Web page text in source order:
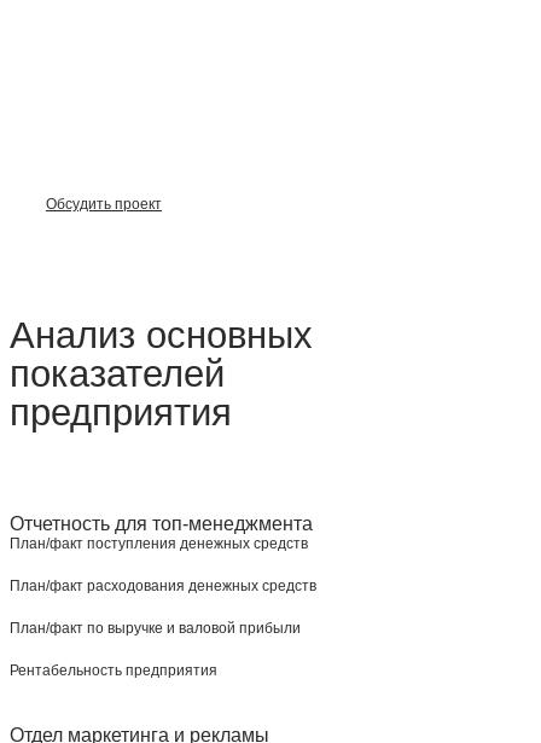
Обсудить проект
Анализ основных
показателей
предприятия
Отчетность для топ-менеджмента
План/факт поступления денежных средств
План/факт расходования денежных средств
План/факт по выручке и валовой прибыли
Рентабельность предприятия
Отдел маркетинга и рекламы